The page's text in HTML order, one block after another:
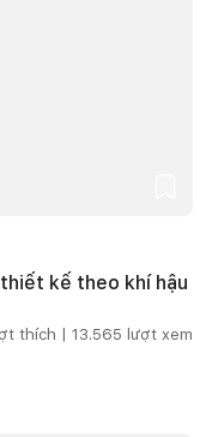
kế theo khí hậu
thích | 13.565 lượt xem